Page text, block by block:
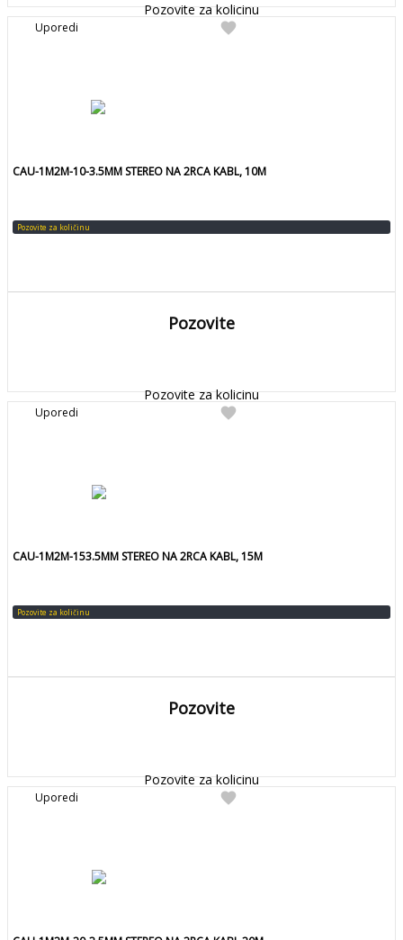
Pozovite za kolicinu
favorite
Uporedi
CAU-1M2M-10-3.5MM STEREO NA 2RCA KABL, 10M
Pozovite za količinu
Pozovite
Pozovite za kolicinu
favorite
Uporedi
CAU-1M2M-153.5MM STEREO NA 2RCA KABL, 15M
Pozovite za količinu
Pozovite
Pozovite za kolicinu
favorite
Uporedi